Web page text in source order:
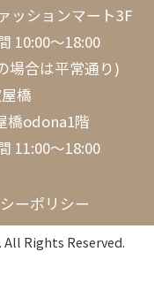
ッションマート3F
10:00～18:00
場合は平常通り)
橋
橋odona1階
11:00～18:00
ーポリシー
Rights Reserved.